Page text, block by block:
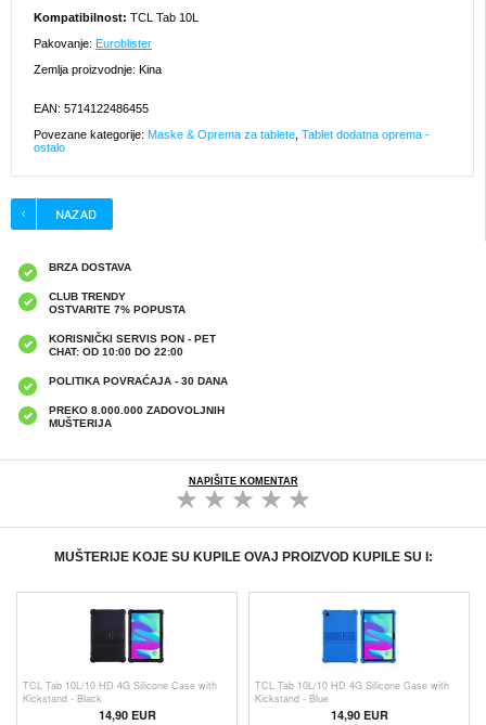
Kompatibilnost: TCL Tab 10L
Pakovanje: Euroblister
Zemlja proizvodnje: Kina
EAN: 5714122486455
Povezane kategorije: Maske & Oprema za tablete Tablet dodatna oprema -
ostalo
BRZA DOSTAVA
CLUB TRENDY
OSTVARITE 7% POPUSTA
KORISNIČKI SERVIS PON - PET
CHAT: OD 10:00 DO 22:00
POLITIKA POVRAĆAJA - 30 DANA
PREKO 8.000.000 ZADOVOLJNIH
MUŠTERIJA
NAPIŠITE KOMENTAR
MUŠTERIJE KOJE SU KUPILE OVAJ PROIZVOD KUPILE SU I:
TCL Tab 10L/10 HD 4G Silicone Case with
Kickstand - Black
14,90 EUR
TCL Tab 10L/10 HD 4G Silicone Case with
Kickstand - Blue
14,90 EUR